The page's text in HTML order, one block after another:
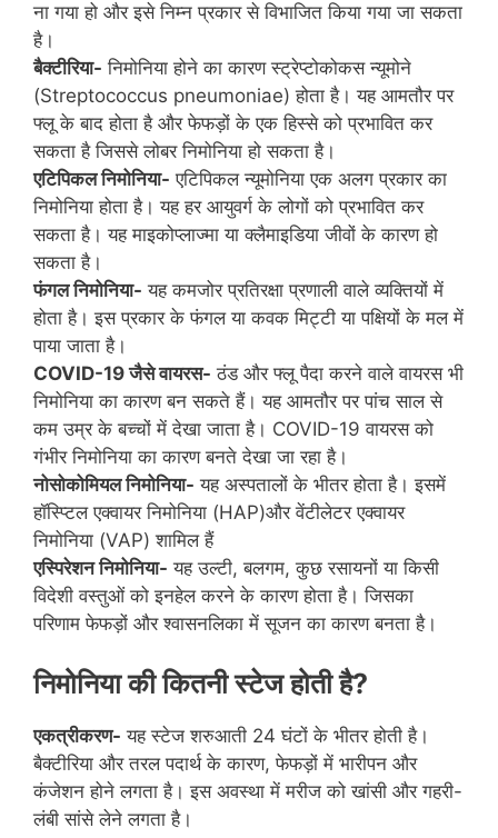
ना गया हो और इसे निम्न प्रकार से विभाजित किया गया जा सकता
है।
बैक्टीरिया- निमोनिया होने का कारण स्ट्रेप्टोकोकस न्यूमोने
(Streptococcus pneumoniae) होता है। यह आमतौर पर
फ्लू के बाद होता है और फेफड़ों के एक हिस्से को प्रभावित कर
सकता है जिससे लोबर निमोनिया हो सकता है।
एटिपिकल निमोनिया- एटिपिकल न्यूमोनिया एक अलग प्रकार का
निमोनिया होता है। यह हर आयुवर्ग के लोगों को प्रभावित कर
सकता है। यह माइकोप्लाज्मा या क्लैमाइडिया जीवों के कारण हो
सकता है।
फंगल निमोनिया- यह कमजोर प्रतिरक्षा प्रणाली वाले व्यक्तियों में
होता है। इस प्रकार के फंगल या कवक मिट्टी या पक्षियों के मल में
पाया जाता है।
COVID-19जैसे वायरस- ठंड और फ्लू पैदा करने वाले वायरस भी
निमोनिया का कारण बन सकते हैं। यह आमतौर पर पांच साल से
कम उम्र के बच्चों में देखा जाता है। COVID-19 वायरस को
गंभीर निमोनिया का कारण बनते देखा जा रहा है।
नोसोकोमियल निमोनिया- यह अस्‍पतालों के भीतर होता है। इसमें
हॉस्प्टिल एक्‍वायर निमोनिया (HAP)और वेंटीलेटर एक्‍वायर
निमोनिया (VAP) शामिल हैं
एस्पिरेशन निमोनिया- यह उल्टी, बलगम, कुछ रसायनों या किसी
विदेशी वस्तुओं को इनहेल करने के कारण होता है। जिसका
परिणाम फेफड़ों और श्‍वासनलिका में सूजन का कारण बनता है।
निमोनिया की कितनी स्‍टेज होती है?
एकत्रीकरण- यह स्‍टेज शरुआती 24 घंटों के भीतर होती है।
बैक्टीरिया और तरल पदार्थ के कारण, फेफड़ों में भारीपन और
कंजेशन होने लगता है। इस अवस्था में मरीज को खांसी और गहरी-
लंबी सांसे लेने लगता है।